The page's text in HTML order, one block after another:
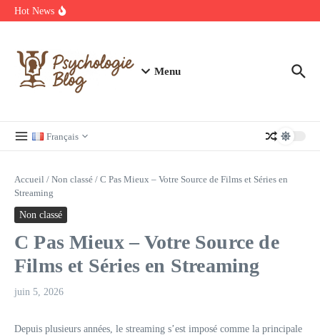
Aller au contenu
Hot News
Regardez Films et Séries en Streaming sur Wiflix
Menu
Français
Accueil / Non classé / C Pas Mieux – Votre Source de Films et Séries en
Streaming
Non classé
C Pas Mieux – Votre Source de
Films et Séries en Streaming
juin 5, 2026
Depuis plusieurs années, le streaming s’est imposé comme la principale